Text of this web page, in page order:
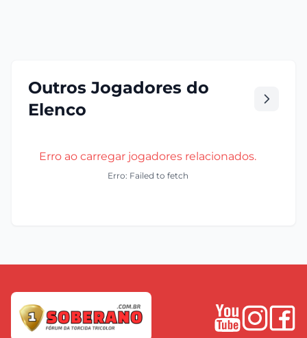
Outros Jogadores do
Elenco
Erro ao carregar jogadores relacionados.
Erro: Failed to fetch